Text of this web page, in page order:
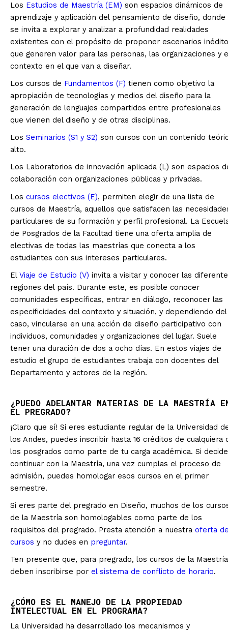
Los Estudios de Maestría (EM) son espacios dinámicos de
aprendizaje y aplicación del pensamiento de diseño, donde
se invita a explorar y analizar a profundidad realidades
existentes con el propósito de proponer escenarios
que generen valor para las personas, las organizaciones y
contexto en el que van a diseñar.
Los cursos de Fundamentos (F) tienen como objetivo la
apropiación de tecnologías y medios del diseño para la
generación de lenguajes compartidos entre profesionales
que vienen del diseño y de otras disciplinas.
Los Seminarios (S1 y S2) son cursos con un contenido
alto.
Los Laboratorios de innovación aplicada (L) son espacios
colaboración con organizaciones públicas y privadas.
Los cursos electivos (E), permiten elegir de una lista de
cursos de Maestría, aquellos que satisfacen las
particulares de su formación y perfil profesional. La
de Posgrados de la Facultad tiene una oferta amplia de
electivas de todas las maestrías que conecta a los
estudiantes con sus intereses particulares.
El Viaje de Estudio (V) invita a visitar y conocer las
regiones del país. Durante este, es posible conocer
comunidades específicas, entrar en diálogo, reconocer las
especificidades del contexto y situación, y dependiendo del
caso, vincularse en una acción de diseño participativo con
individuos, comunidades y organizaciones del lugar. Suele
tener una duración de dos a ocho días. En estos viajes de
estudio el grupo de estudiantes trabaja con docentes del
Departamento y actores de la región.
¿PUEDO ADELANTAR MATERIAS DE LA MAESTRÍA
EL PREGRADO?
¡Claro que sí! Si eres estudiante regular de la Universidad
los Andes, puedes inscribir hasta 16 créditos de cualquiera
los posgrados como parte de tu carga académica. Si
continuar con la Maestría, una vez cumplas el proceso de
admisión, puedes homologar esos cursos en el primer
semestre.
Si eres parte del pregrado en Diseño, muchos de los
de la Maestría son homologables como parte de los
requisitos del pregrado. Presta atención a nuestra oferta
cursos y no dudes en preguntar.
Ten presente que, para pregrado, los cursos de la Maestría
deben inscribirse por el sistema de conflicto de horario.
¿CÓMO ES EL MANEJO DE LA PROPIEDAD
INTELECTUAL EN EL PROGRAMA?
La Universidad ha desarrollado los mecanismos y